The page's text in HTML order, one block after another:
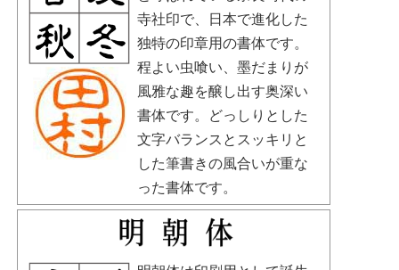
寺社印で、日本で進化した
独特の印章用の書体です。
程よい虫喰い、墨だまりが
風雅な趣を醸し出す奥深い
書体です。どっしりとした
文字バランスとスッキリと
した筆書きの風合いが重な
った書体です。